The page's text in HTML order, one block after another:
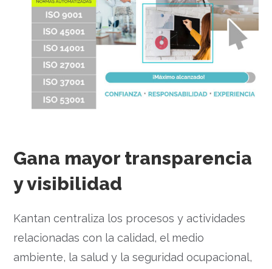
Gana mayor transparencia
y visibilidad
Kantan centraliza los procesos y actividades
relacionadas con la calidad, el medio
ambiente, la salud y la seguridad ocupacional,